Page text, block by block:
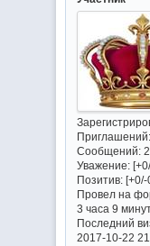
Приглашений:
Сообщений:
Уважение:
Позитив: [+0/-
Провел на
3 часа 9
Последний
2017-10-22